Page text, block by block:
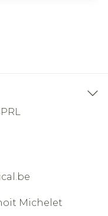
Michelet